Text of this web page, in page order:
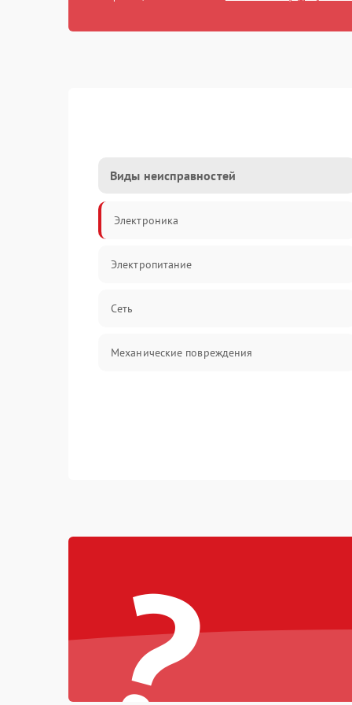
Виды неисправностей
Электроника
Электропитание
Сеть
Механические повреждения